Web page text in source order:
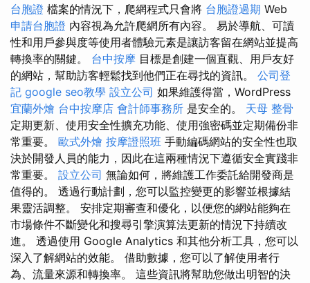
台胞證 檔案的情況下，爬網程式只會將 台胞證過期 Web
申請台胞證 內容視為允許爬網所有內容。 易於導航、可讀
性和用戶參與度等使用者體驗元素是讓訪客留在網站並提高
轉換率的關鍵。 台中按摩 目標是創建一個直觀、用戶友好
的網站，幫助訪客輕鬆找到他們正在尋找的資訊。 公司登
記 google seo教學 設立公司 如果維護得當，WordPress
宜蘭外燴 台中按摩店 會計師事務所 是安全的。 天母 整骨
定期更新、使用安全性擴充功能、使用強密碼並定期備份非
常重要。 歐式外燴 按摩證照班 手動編碼網站的安全性也取
決於開發人員的能力，因此在這兩種情況下遵循安全實踐非
常重要。 設立公司 無論如何，將維護工作委託給開發商是
值得的。 透過行動計劃，您可以監控變更的影響並根據結
果靈活調整。 安排定期審查和優化，以便您的網站能夠在
市場條件不斷變化和搜尋引擎演算法更新的情況下持續改
進。 透過使用 Google Analytics 和其他分析工具，您可以
深入了解網站的效能。 借助數據，您可以了解使用者行
為、流量來源和轉換率。 這些資訊將幫助您做出明智的決